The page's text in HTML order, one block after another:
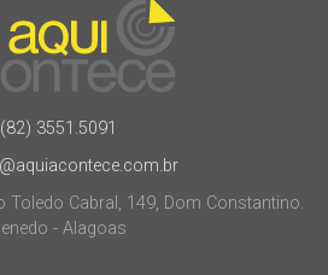
(82) 3551.5091
Toledo Cabral, 149, Dom Constantino.
- Alagoas